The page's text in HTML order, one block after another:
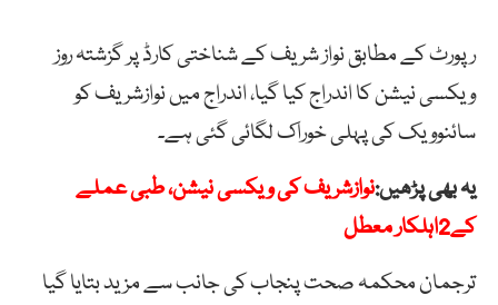
رپورٹ کے مطابق نواز شریف کے شناختی کارڈ پر گزشتہ روز
ویکسی نیشن کا اندراج کیا گیا، اندراج میں نوازشریف کو
سائنوویک کی پہلی خوراک لگائی گئی ہے۔
یہ بھی پڑھیں:نوازشریف کی ویکسی نیشن، طبی عملے
کے2اہلکار معطل
ترجمان محکمہ صحت پنجاب کی جانب سے مزید بتایا گیا